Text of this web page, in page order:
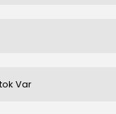
Var